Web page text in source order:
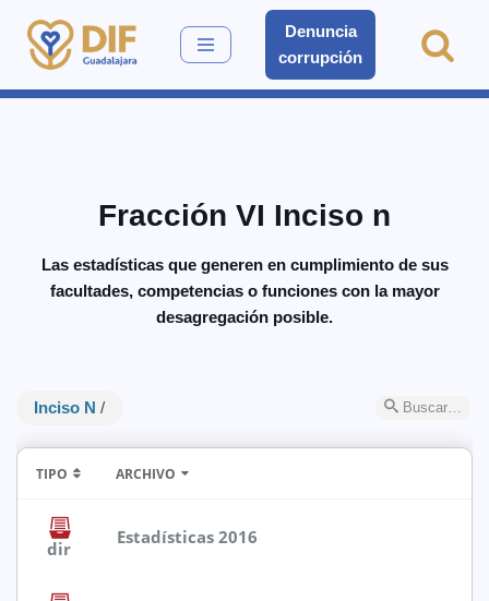
Saltar
Denuncia
corrupción
Fracción VI Inciso n
Las estadísticas que generen en cumplimiento de sus
facultades, competencias o funciones con la mayor
desagregación posible.
Inciso N / Buscar…
TIPO ARCHIVO
dir
Estadísticas 2016